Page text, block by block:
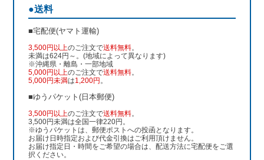
●送料
■宅配便(ヤマト運輸)
3,500円以上のご注文で送料無料。
未満は624円～。(地域によって異なります)
※沖縄県・離島・一部地域
5,000円以上のご注文で送料無料。
5,000円未満は1,200円 。
■ゆうパケット(日本郵便)
3,500円以上のご注文で送料無料。
3,500円未満は全国一律220円。
※ゆうパケットは、郵便ポストへの投函となります。
お届け日時指定および代金引換はご利用頂けません。
お届け指定日・時間をご希望の場合は、配送方法に宅配便をご選
択ください。